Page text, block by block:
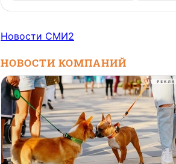
Новости СМИ2
НОВОСТИ КОМПАНИЙ